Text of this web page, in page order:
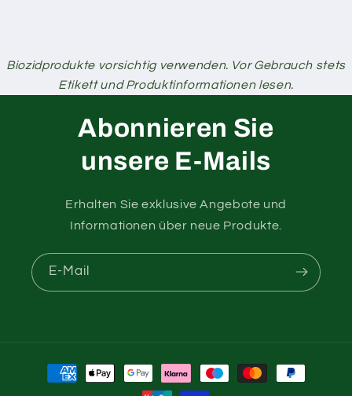
Biozidprodukte vorsichtig verwenden. Vor Gebrauch stets
Etikett und Produktinformationen lesen.
Abonnieren Sie
unsere E-Mails
Erhalten Sie exklusive Angebote und
Informationen über neue Produkte.
E-Mail
Zahlungsmethoden